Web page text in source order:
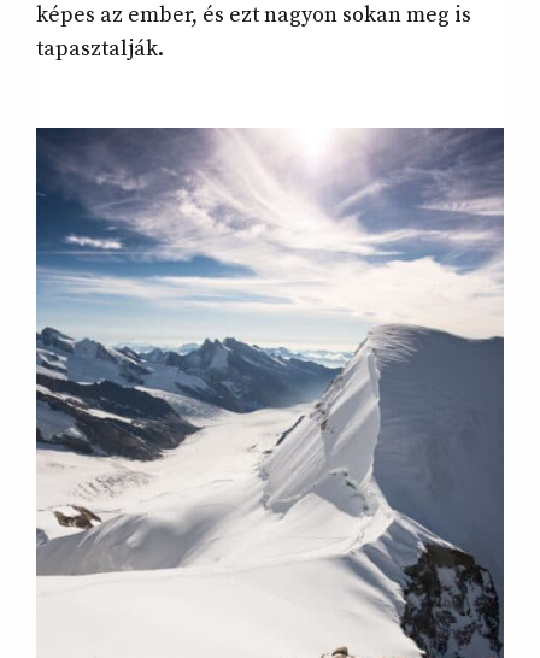
képes az ember, és ezt nagyon sokan meg is
tapasztalják.